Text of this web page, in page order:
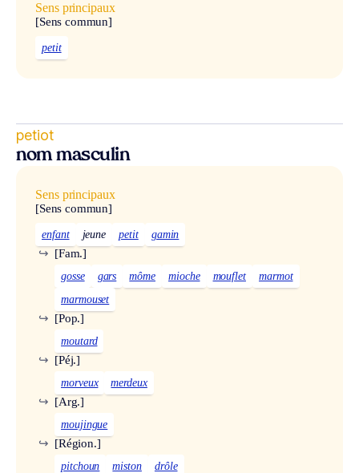
Sens principaux
[Sens commun]
petit
petiot
nom masculin
Sens principaux
[Sens commun]
enfant jeune petit gamin
[Fam.]
↪
gosse gars môme mioche mouflet
marmot
marmouset
[Pop.]
↪
moutard
[Péj.]
↪
morveux merdeux
[Arg.]
↪
moujingue
[Région.]
↪
pitchoun miston drôle